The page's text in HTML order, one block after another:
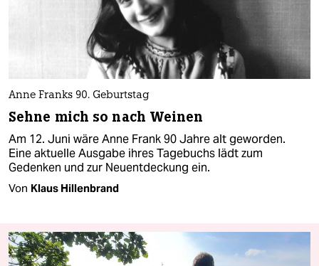
Anne Franks 90. Geburtstag
Sehne mich so nach Weinen
Am 12. Juni wäre Anne Frank 90 Jahre alt geworden.
Eine aktuelle Ausgabe ihres Tagebuchs lädt zum
Gedenken und zur Neuentdeckung ein.
Von Klaus Hillenbrand